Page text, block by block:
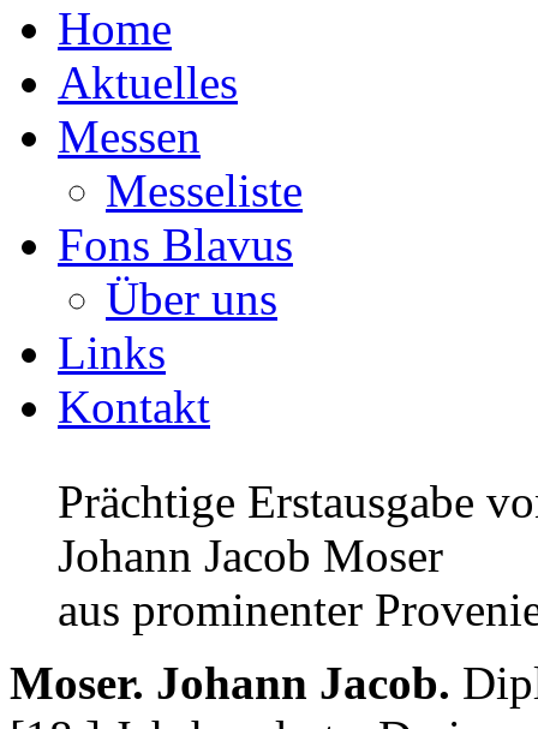
Home
Aktuelles
Messen
Messeliste
Fons Blavus
Über uns
Links
Kontakt
Prächtige Erstausgabe
Johann Jacob Moser
aus prominenter
Moser. Johann Jacob.